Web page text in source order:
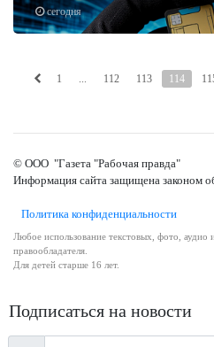
сегодня
1 ... 112 113 114
© ООО "Газета "Рабочая правда"
Информация сайта защищена законом
Политика конфиденциальности
Любое использование текстовых, фото, аудио
правообладателя.
Для детей старше 16 лет.
Подписаться на новости